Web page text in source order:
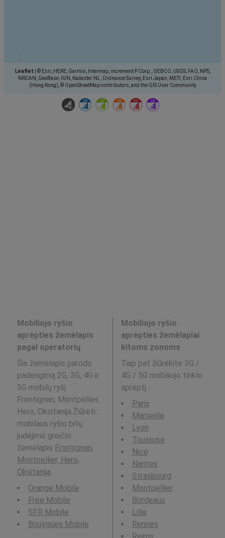
Leaflet
© Esri, HERE, Garmin, Intermap, increment P Corp., GEBCO, USGS, FAO, NPS,
NRCAN, GeoBase, IGN, Kadaster NL, Ordnance Survey, Esri Japan, METI, Esri China
(Hong Kong), © OpenStreetMap contributors, and the GIS User Community
Mobiliojo ryšio
aprėpties žemėlapis
pagal operatorių
Šis žemėlapis parodo
padengimą 2G, 3G, 4G ir
5G mobilų ryšį
Frontignan, Montpellier,
Hero, Oksitanija.Žiūrėti :
mobilaus ryšio bitų
judėjimo greičio
žemėlapis Frontignan,
Montpellier, Hero,
Oksitanija.
Orange Mobile
Free Mobile
SFR Mobile
Bouygues Mobile
Mobiliojo ryšio
aprėpties žemėlapiai
kitoms zonoms
Taip pat žiūrėkite 3G /
4G / 5G mobiliojo tinklo
aprėptį :
Paris
Marseille
Lyon
Toulouse
Nice
Nantes
Strasbourg
Montpellier
Bordeaux
Lille
Rennes